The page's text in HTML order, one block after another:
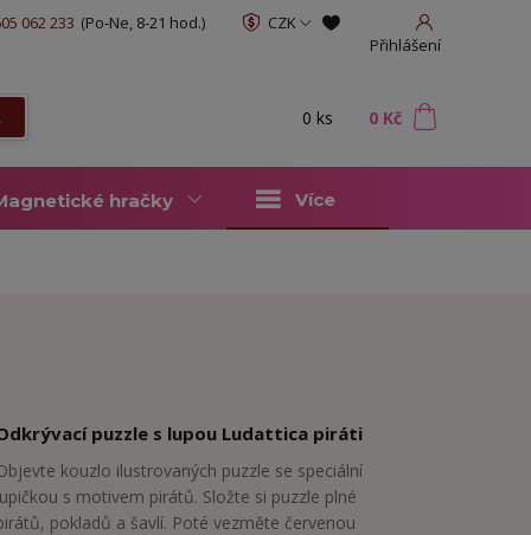
CZK
Přihlášení
062 233 (Po-Ne, 8-21 hod.)
0 ks 0 Kč
hračky Více
puzzle s lupou Ludattica piráti
kouzlo ilustrovaných puzzle se speciální
s motivem pirátů. Složte si puzzle plné
pokladů a šavlí. Poté vezměte červenou